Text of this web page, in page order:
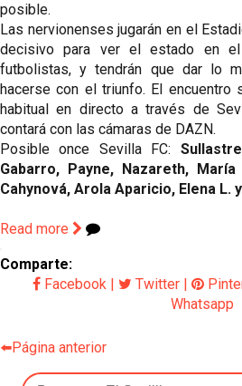
posible.
Las nervionenses jugarán en el
decisivo para ver el estado en
futbolistas, y tendrán que dar lo
hacerse con el triunfo. El encuentro
habitual en directo a través de
contará con las cámaras de DAZN.
Posible once Sevilla FC:
Gabarro, Payne, Nazareth,
Cahynová, Arola Aparicio, Elena L.
Read more
Comparte:
Facebook
Twitter
Whatsapp
⬅️Página anterior